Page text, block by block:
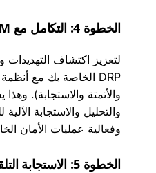
الخطوة 4: التكامل مع SIEM و SOAR
لتعزيز اكتشاف التهديدات
والأتمتة والاستجابة).
والتحليل والاستجابة
وفعالية عمليات الأمان
الخطوة 5: الاستجابة التلقائية للتهديدات